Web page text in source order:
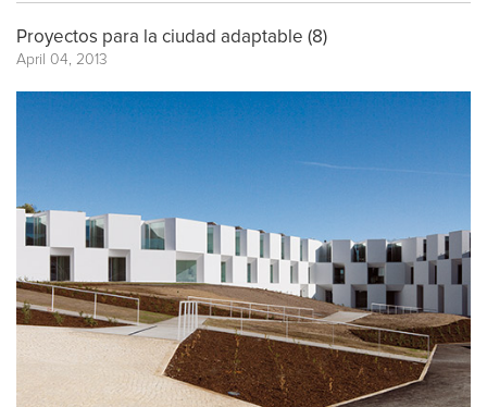
Proyectos para la ciudad adaptable (8)
April 04, 2013